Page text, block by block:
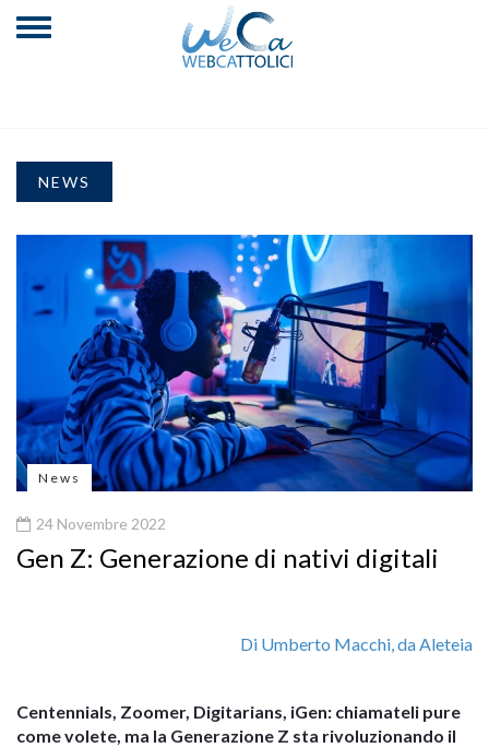
NEWS
News
24 Novembre 2022
Gen Z: Generazione di nativi digitali
Di Umberto Macchi, da Aleteia
Centennials, Zoomer, Digitarians, iGen: chiamateli pure
come volete, ma la Generazione Z sta rivoluzionando il